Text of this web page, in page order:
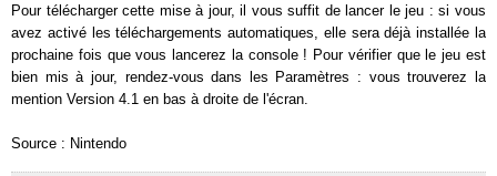
Pour télécharger cette mise à jour, il vous suffit de lancer le jeu : si vous
avez activé les téléchargements automatiques, elle sera déjà installée la
prochaine fois que vous lancerez la console ! Pour vérifier que le jeu est
bien mis à jour, rendez-vous dans les Paramètres : vous trouverez la
mention Version 4.1 en bas à droite de l'écran.
Source : Nintendo